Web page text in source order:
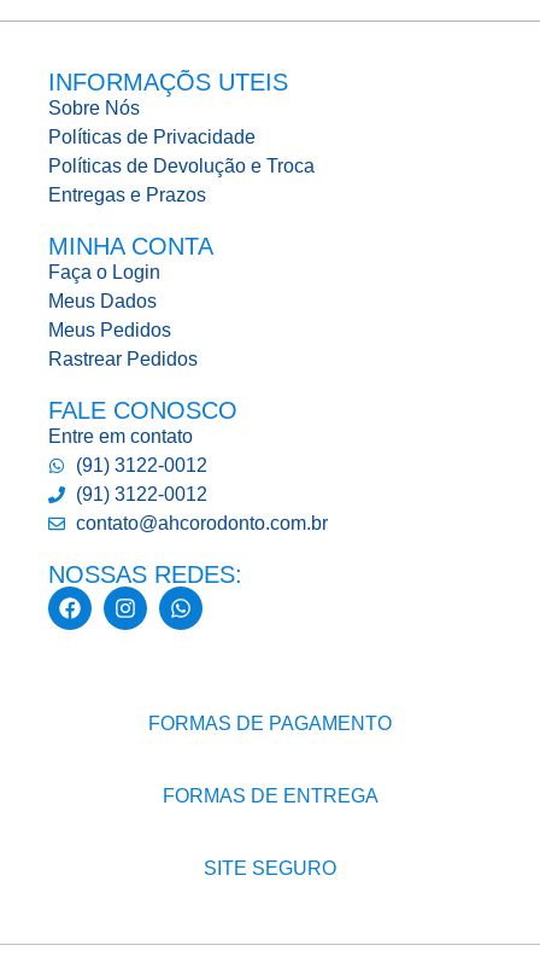
INFORMAÇÕS UTEIS
Sobre Nós
Políticas de Privacidade
Políticas de Devolução e Troca
Entregas e Prazos
MINHA CONTA
Faça o Login
Meus Dados
Meus Pedidos
Rastrear Pedidos
FALE CONOSCO
Entre em contato
(91) 3122-0012
(91) 3122-0012
contato@ahcorodonto.com.br
NOSSAS REDES:
FORMAS DE PAGAMENTO
FORMAS DE ENTREGA
SITE SEGURO